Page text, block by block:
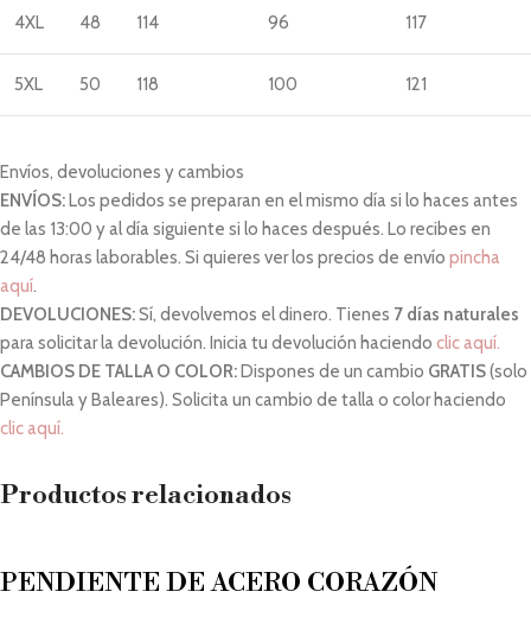
4XL 48 114 96 117
5XL 50 118 100 121
Envíos, devoluciones y cambios
ENVÍOS: Los pedidos se preparan en el mismo día si lo haces antes
de las 13:00 y al día siguiente si lo haces después. Lo recibes en
24/48 horas laborables. Si quieres ver los precios de envío pincha
aquí.
DEVOLUCIONES:Sí, devolvemos el dinero. Tienes 7 días naturales
para solicitar la devolución. Inicia tu devolución haciendo clic aquí.
CAMBIOS DE TALLA O COLOR: Dispones de un cambio GRATIS(solo
Península y Baleares). Solicita un cambio de talla o color haciendo
clic aquí.
Productos relacionados
PENDIENTE DE ACERO CORAZÓN